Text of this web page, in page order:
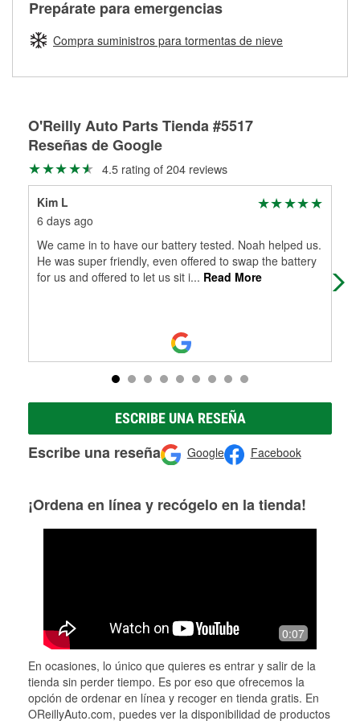
Herramientas de O'Reilly
pueden ser reutilizados, podemos ayudarte a encontrar las
partes de reemplazo correctas para tu reparación.
averiada o determina los acoplamientos y la longitud
adecuados para que te construyamos una nueva. O'Reilly
Auto Parts tiene las mangueras y los acoples adecuados
agrícola o de construcción.
hidráulicas a la medida en tu tienda local
Prepárate para emergencias
Compra suministros para tormentas de nieve
O'Reilly Auto Parts Tienda #5517
Reseñas de Google
4.5 rating of 204 reviews
Kim L
6 days ago
We came in to have our battery tested. Noah helped us.
He was super friendly, even offered to swap the battery
for us and offered to let us sit i... Read More
ESCRIBE UNA RESEÑA
Escribe una reseña Google Facebook
¡Ordena en línea y recógelo en la tienda!
0:07
En ocasiones, lo único que quieres es entrar y salir de la
tienda sin perder tiempo. Es por eso que ofrecemos la
opción de ordenar en línea y recoger en tienda gratis. En
OReillyAuto.com, puedes ver la disponibilidad de productos